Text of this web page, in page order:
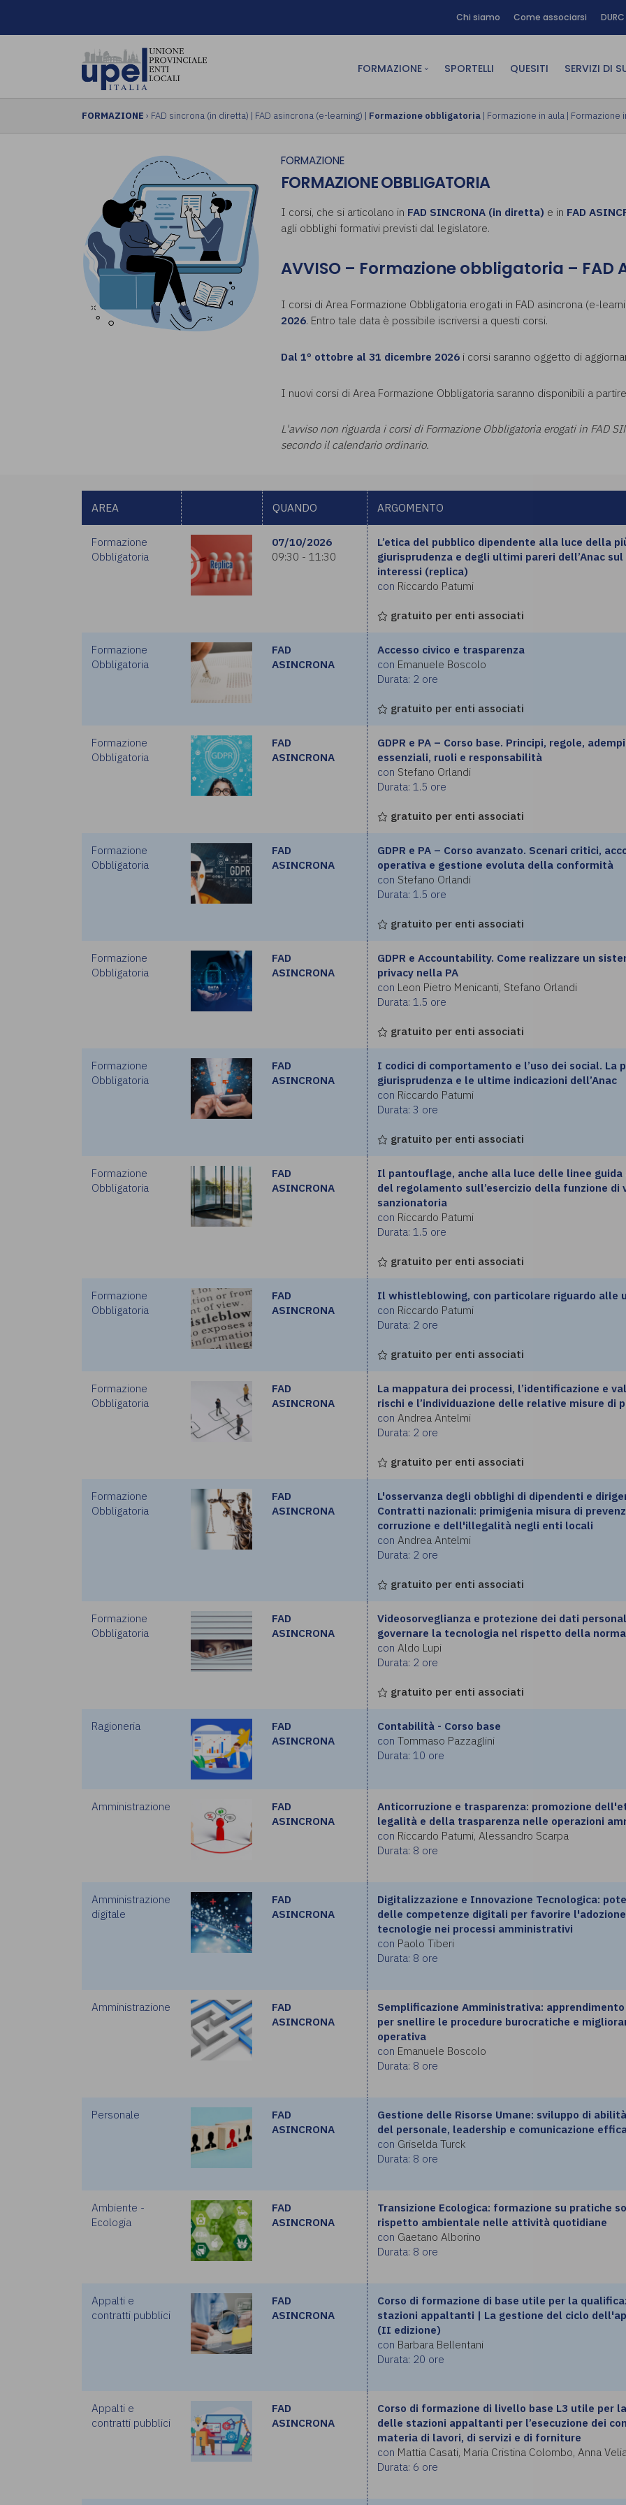
Chi siamo Come associarsi
FORMAZIONE
FAD sincrona (in diretta)
FAD asincrona (e-learning)
Formazione in aula
Formazione in house
Piano formativo gratuito
Archivio Formazione
SPORTELLI QUESITI SERVIZI DI
Area
Area
Affitto
FORMAZIONE › FAD sincrona (in diretta) | FAD asincrona (e-learning) | Formazione obbligatoria | Formazione in aula | Formazione
FORMAZIONE
FORMAZIONE OBBLIGATORIA
I corsi, che si articolano in FAD SINCRONA (in diretta) e in FAD
agli obblighi formativi previsti dal legislatore.
AVVISO – Formazione obbligatoria – FAD
I corsi di Area Formazione Obbligatoria erogati in FAD asincrona (e-
2026. Entro tale data è possibile iscriversi a questi corsi.
Dal 1° ottobre al 31 dicembre 2026 i corsi saranno oggetto di
I nuovi corsi di Area Formazione Obbligatoria saranno disponibili a
L'avviso non riguarda i corsi di Formazione Obbligatoria erogati in FAD
secondo il calendario ordinario.
AREA QUANDO ARGOMENTO
Formazione
Obbligatoria
07/10/2026
09:30 - 11:30
L’etica del pubblico dipendente alla luce della
giurisprudenza e degli ultimi pareri dell’Anac sul
interessi (replica)
con Riccardo Patumi
gratuito per enti associati
Formazione
Obbligatoria
FAD
ASINCRONA
Accesso civico e trasparenza
con Emanuele Boscolo
Durata: 2 ore
gratuito per enti associati
Formazione
Obbligatoria
FAD
ASINCRONA
GDPR e PA – Corso base. Principi, regole,
essenziali, ruoli e responsabilità
con Stefano Orlandi
Durata: 1.5 ore
gratuito per enti associati
Formazione
Obbligatoria
FAD
ASINCRONA
GDPR e PA – Corso avanzato. Scenari critici,
operativa e gestione evoluta della conformità
con Stefano Orlandi
Durata: 1.5 ore
gratuito per enti associati
Formazione
Obbligatoria
FAD
ASINCRONA
GDPR e Accountability. Come realizzare un
privacy nella PA
con Leon Pietro Menicanti, Stefano Orlandi
Durata: 1.5 ore
gratuito per enti associati
Formazione
Obbligatoria
FAD
ASINCRONA
I codici di comportamento e l’uso dei social. La
giurisprudenza e le ultime indicazioni dell’Anac
con Riccardo Patumi
Durata: 3 ore
gratuito per enti associati
Formazione
Obbligatoria
FAD
ASINCRONA
Il pantouflage, anche alla luce delle linee guida
del regolamento sull’esercizio della funzione di
sanzionatoria
con Riccardo Patumi
Durata: 1.5 ore
gratuito per enti associati
Formazione
Obbligatoria
FAD
ASINCRONA
Il whistleblowing, con particolare riguardo alle
con Riccardo Patumi
Durata: 2 ore
gratuito per enti associati
Formazione
Obbligatoria
FAD
ASINCRONA
La mappatura dei processi, l’identificazione e
rischi e l’individuazione delle relative misure di
con Andrea Antelmi
Durata: 2 ore
gratuito per enti associati
Formazione
Obbligatoria
FAD
ASINCRONA
L'osservanza degli obblighi di dipendenti e
Contratti nazionali: primigenia misura di
corruzione e dell'illegalità negli enti locali
con Andrea Antelmi
Durata: 2 ore
gratuito per enti associati
Formazione
Obbligatoria
FAD
ASINCRONA
Videosorveglianza e protezione dei dati
governare la tecnologia nel rispetto della
con Aldo Lupi
Durata: 2 ore
gratuito per enti associati
Ragioneria
FAD
ASINCRONA
Contabilità - Corso base
conTommaso Pazzaglini
Durata: 10 ore
Amministrazione
FAD
ASINCRONA
Anticorruzione e trasparenza: promozione
legalità e della trasparenza nelle operazioni
con Riccardo Patumi, Alessandro Scarpa
Durata: 8 ore
Amministrazione
digitale
FAD
ASINCRONA
Digitalizzazione e Innovazione Tecnologica:
delle competenze digitali per favorire
tecnologie nei processi amministrativi
con Paolo Tiberi
Durata: 8 ore
Amministrazione
FAD
ASINCRONA
Semplificazione Amministrativa: apprendimento
per snellire le procedure burocratiche e
operativa
con Emanuele Boscolo
Durata: 8 ore
Personale
FAD
ASINCRONA
Gestione delle Risorse Umane: sviluppo di
del personale, leadership e comunicazione
con Griselda Turck
Durata: 8 ore
Ambiente -
Ecologia
FAD
ASINCRONA
Transizione Ecologica: formazione su pratiche
rispetto ambientale nelle attività quotidiane
con Gaetano Alborino
Durata: 8 ore
Appalti e
contratti pubblici
FAD
ASINCRONA
Corso di formazione di base utile per la
stazioni appaltanti | La gestione del ciclo
(II edizione)
con Barbara Bellentani
Durata: 20 ore
Appalti e
contratti pubblici
FAD
ASINCRONA
Corso di formazione di livello base L3 utile per la
delle stazioni appaltanti per l’esecuzione dei
materia di lavori, di servizi e di forniture
con Mattia Casati, Maria Cristina Colombo, Anna
Durata: 6 ore